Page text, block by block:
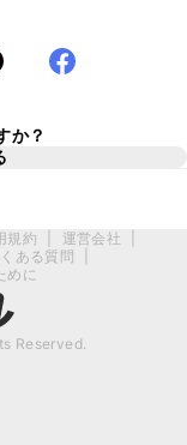
か？
規約 運営会社
ある質問
めに
Reserved.